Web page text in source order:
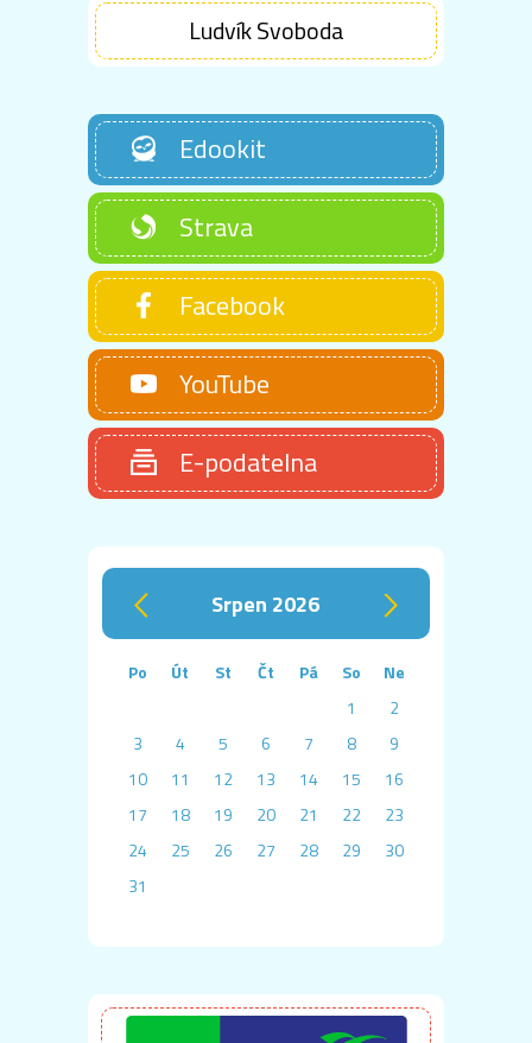
Ludvík Svoboda
Edookit
Strava
Facebook
YouTube
E-podatelna
‹ srpen 2026 ›
Po Út St Čt Pá So
Ne
1
2
3
4 5 6 7 8
9
10
11 12 13 14 15
16
17
18 19 20 21 22
23
24
25 26 27 28 29
30
31